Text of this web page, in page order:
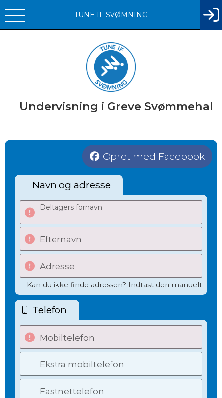
Undervisning i Greve Svømmehal
TUNE IF SVØMNING
Opret med Facebook
Navn og adresse
Deltagers fornavn
Efternavn
Adresse
Kan du ikke finde adressen? Indtast den manuelt
Telefon
Mobiltelefon
Ekstra mobiltelefon
Fastnettelefon